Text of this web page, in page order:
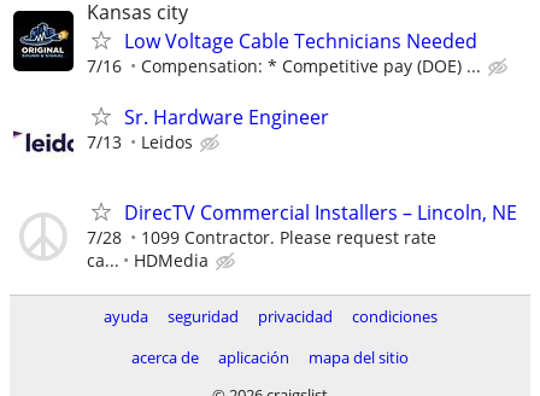
Kansas city
Low Voltage Cable Technicians Needed
7/16 Compensation: * Competitive pay (DOE) ...
Sr. Hardware Engineer
7/13 Leidos
DirecTV Commercial Installers – Lincoln, NE
7/28
1099 Contractor. Please request rate
ca...
HDMedia
ayuda seguridad privacidad
condiciones
acerca de
aplicación
mapa del sitio